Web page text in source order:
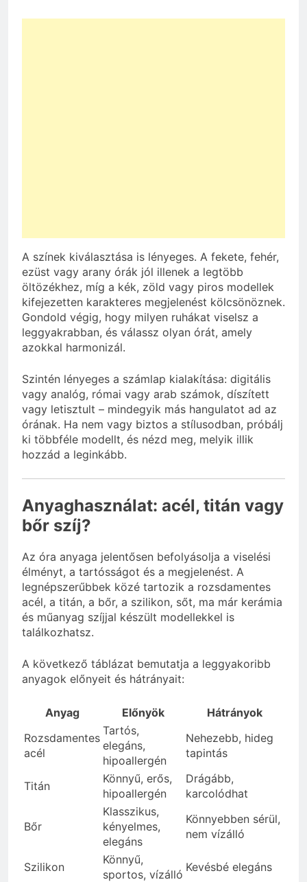
A színek kiválasztása is lényeges. A fekete, fehér,
ezüst vagy arany órák jól illenek a legtöbb
öltözékhez, míg a kék, zöld vagy piros modellek
kifejezetten karakteres megjelenést kölcsönöznek.
Gondold végig, hogy milyen ruhákat viselsz a
leggyakrabban, és válassz olyan órát, amely
azokkal harmonizál.
Szintén lényeges a számlap kialakítása: digitális
vagy analóg, római vagy arab számok, díszített
vagy letisztult – mindegyik más hangulatot ad az
órának. Ha nem vagy biztos a stílusodban, próbálj
ki többféle modellt, és nézd meg, melyik illik
hozzád a leginkább.
Anyaghasználat: acél, titán vagy
bőr szíj?
Az óra anyaga jelentősen befolyásolja a viselési
élményt, a tartósságot és a megjelenést. A
legnépszerűbbek közé tartozik a rozsdamentes
acél, a titán, a bőr, a szilikon, sőt, ma már kerámia
és műanyag szíjjal készült modellekkel is
találkozhatsz.
A következő táblázat bemutatja a leggyakoribb
anyagok előnyeit és hátrányait:
Anyag Előnyök
Hátrányok
Rozsdamentes
acél
Tartós,
elegáns,
hipoallergén
Nehezebb, hideg
tapintás
Titán
Könnyű, erős,
hipoallergén
Drágább,
karcolódhat
Bőr
Klasszikus,
kényelmes,
elegáns
Könnyebben sérül,
nem vízálló
Szilikon
Könnyű,
sportos, vízálló
Kevésbé elegáns